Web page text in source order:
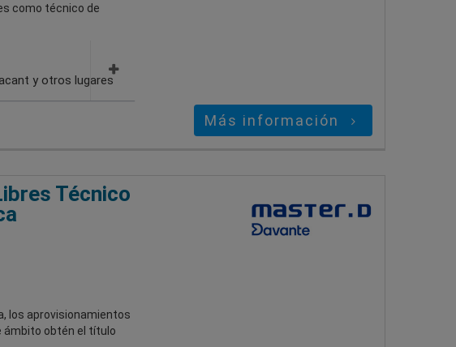
como técnico de
y otros lugares
Más información
Técnico
los aprovisionamientos
ámbito obtén el título